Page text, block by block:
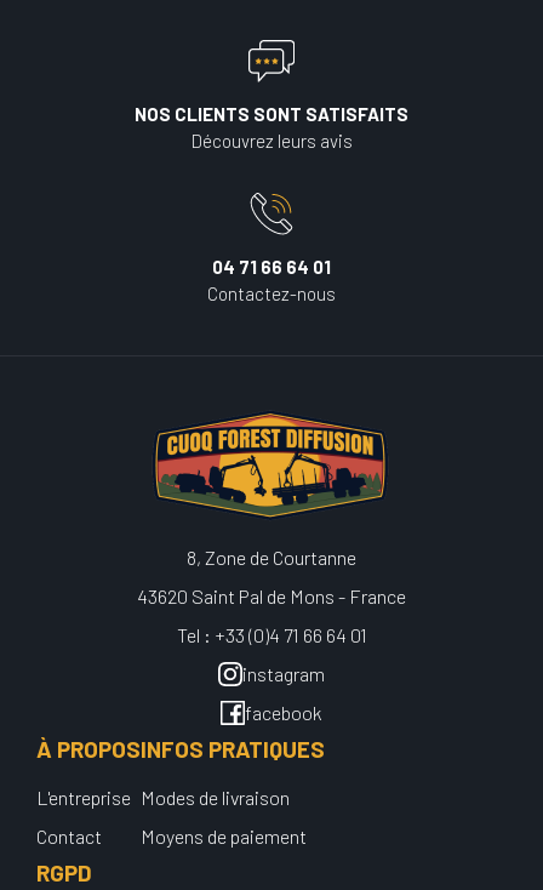
NOS CLIENTS SONT SATISFAITS
Découvrez leurs avis
04 71 66 64 01
Contactez-nous
8, Zone de Courtanne
43620 Saint Pal de Mons - France
Tel : +33 (0)4 71 66 64 01
instagram
facebook
À PROPOS
L'entreprise
Contact
INFOS PRATIQUES
Modes de livraison
Moyens de paiement
RGPD